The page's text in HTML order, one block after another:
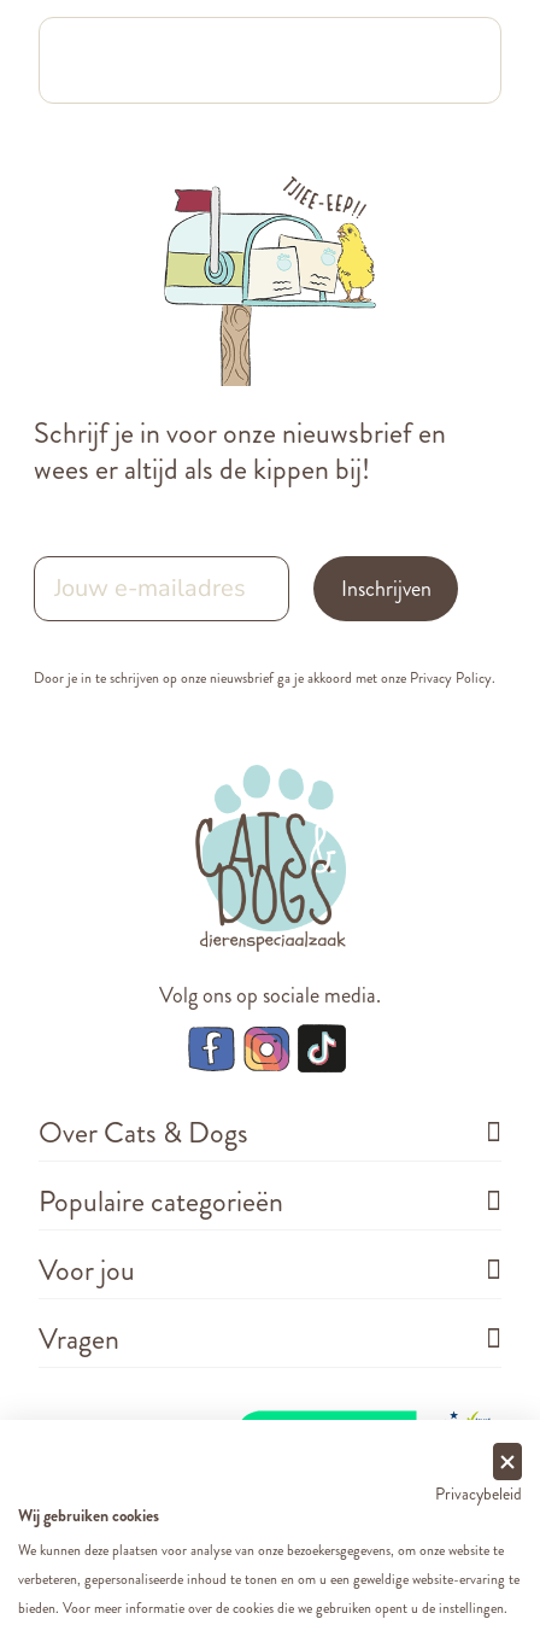
Schrijf je in voor onze nieuwsbrief en
wees er altijd als de kippen bij!
Inschrijven
Door je in te schrijven op onze nieuwsbrief ga je akkoord met onze Privacy Policy.
Volg ons op sociale media.
Over Cats & Dogs
Populaire categorieën
Voor jou
Vragen
Copyright ©2026 - Cats&Dogs - Website byeWings
e-commerce
Privacybeleid
Wij gebruiken cookies
We kunnen deze plaatsen voor analyse van onze bezoekersgegevens, om onze website te
verbeteren, gepersonaliseerde inhoud te tonen en om u een geweldige website-ervaring te
bieden. Voor meer informatie over de cookies die we gebruiken opent u de instellingen.